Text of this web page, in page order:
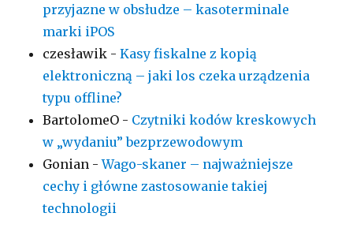
przyjazne w obsłudze – kasoterminale
marki iPOS
czesławik -Kasy fiskalne z kopią
elektroniczną – jaki los czeka urządzenia
typu offline?
BartolomeO - Czytniki kodów kreskowych
w „wydaniu” bezprzewodowym
Gonian -Wago-skaner – najważniejsze
cechy i główne zastosowanie takiej
technologii